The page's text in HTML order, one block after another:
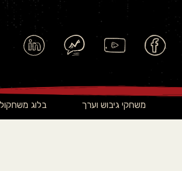
משחקי גיבוש וערך בלוג